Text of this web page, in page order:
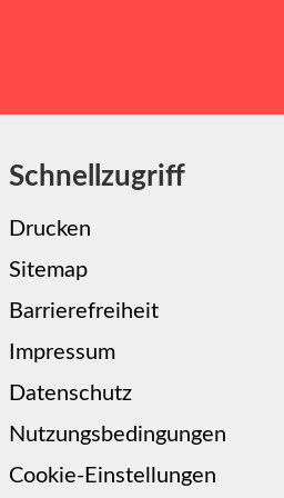
Schnellzugriff
Drucken
Sitemap
Barrierefreiheit
Impressum
Datenschutz
Nutzungsbedingungen
Cookie-Einstellungen